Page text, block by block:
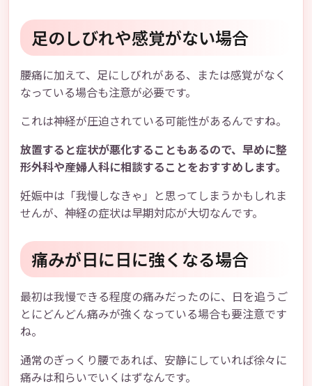
足のしびれや感覚がない場合
腰痛に加えて、足にしびれがある、または感覚がなく
なっている場合も注意が必要です。
これは神経が圧迫されている可能性があるんですね。
放置すると症状が悪化することもあるので、早めに整
形外科や産婦人科に相談することをおすすめします。
妊娠中は「我慢しなきゃ」と思ってしまうかもしれま
せんが、神経の症状は早期対応が大切なんです。
痛みが日に日に強くなる場合
最初は我慢できる程度の痛みだったのに、日を追うご
とにどんどん痛みが強くなっている場合も要注意です
ね。
通常のぎっくり腰であれば、安静にしていれば徐々に
痛みは和らいでいくはずなんです。